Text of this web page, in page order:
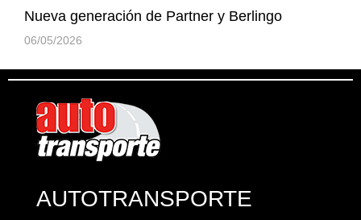
Nueva generación de Partner y Berlingo
06/05/2026
AUTOTRANSPORTE